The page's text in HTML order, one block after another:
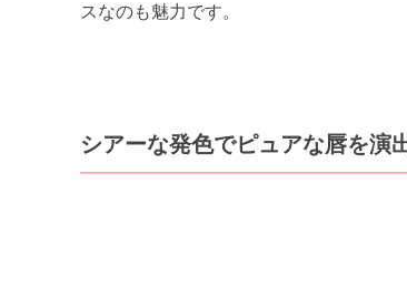
スなのも魅力です。
シアーな発色でピュアな唇を演